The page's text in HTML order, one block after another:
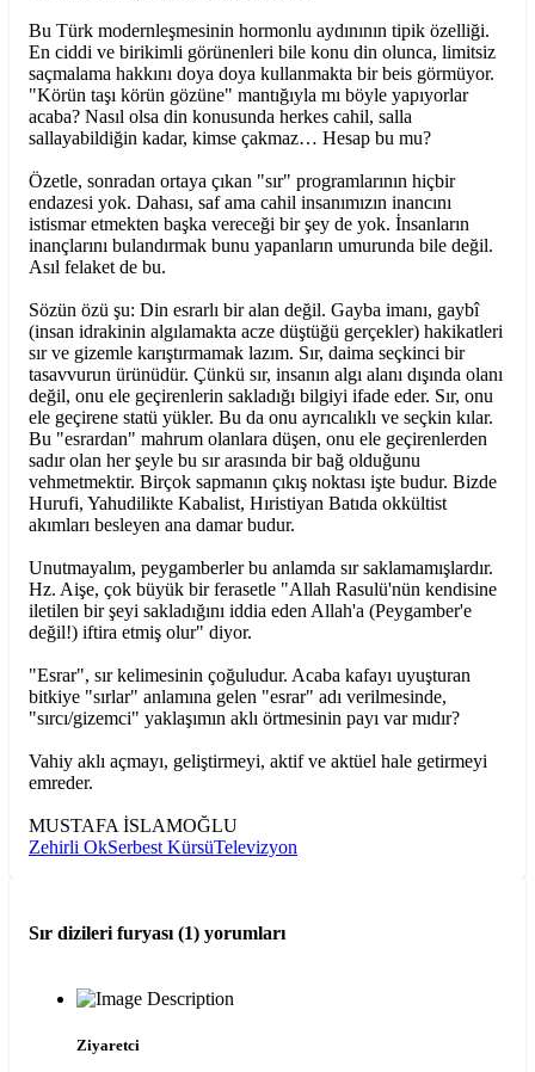
Bu Türk modernleşmesinin hormonlu aydınının tipik özelliği.
En ciddi ve birikimli görünenleri bile konu din olunca, limitsiz
saçmalama hakkını doya doya kullanmakta bir beis görmüyor.
"Körün taşı körün gözüne" mantığıyla mı böyle yapıyorlar
acaba? Nasıl olsa din konusunda herkes cahil, salla
sallayabildiğin kadar, kimse çakmaz… Hesap bu mu?
Özetle, sonradan ortaya çıkan "sır" programlarının hiçbir
endazesi yok. Dahası, saf ama cahil insanımızın inancını
istismar etmekten başka vereceği bir şey de yok. İnsanların
inançlarını bulandırmak bunu yapanların umurunda bile değil.
Asıl felaket de bu.
Sözün özü şu: Din esrarlı bir alan değil. Gayba imanı, gaybî
(insan idrakinin algılamakta acze düştüğü gerçekler) hakikatleri
sır ve gizemle karıştırmamak lazım. Sır, daima seçkinci bir
tasavvurun ürünüdür. Çünkü sır, insanın algı alanı dışında olanı
değil, onu ele geçirenlerin sakladığı bilgiyi ifade eder. Sır, onu
ele geçirene statü yükler. Bu da onu ayrıcalıklı ve seçkin kılar.
Bu "esrardan" mahrum olanlara düşen, onu ele geçirenlerden
sadır olan her şeyle bu sır arasında bir bağ olduğunu
vehmetmektir. Birçok sapmanın çıkış noktası işte budur. Bizde
Hurufi, Yahudilikte Kabalist, Hıristiyan Batıda okkültist
akımları besleyen ana damar budur.
Unutmayalım, peygamberler bu anlamda sır saklamamışlardır.
Hz. Aişe, çok büyük bir ferasetle "Allah Rasulü'nün kendisine
iletilen bir şeyi sakladığını iddia eden Allah'a (Peygamber'e
değil!) iftira etmiş olur" diyor.
"Esrar", sır kelimesinin çoğuludur. Acaba kafayı uyuşturan
bitkiye "sırlar" anlamına gelen "esrar" adı verilmesinde,
"sırcı/gizemci" yaklaşımın aklı örtmesinin payı var mıdır?
Vahiy aklı açmayı, geliştirmeyi, aktif ve aktüel hale getirmeyi
emreder.
MUSTAFA İSLAMOĞLU
Zehirli OkSerbest KürsüTelevizyon
Sır dizileri furyası (1) yorumları
Ziyaretci